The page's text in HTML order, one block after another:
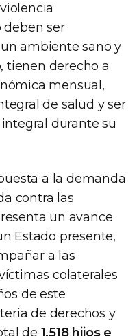
deben ser
ambiente sano y
tienen derecho a
mensual,
de salud y ser
durante su
a la demanda
contra las
un avance
Estado presente,
a las
colaterales
de este
de derechos y
de 1.518 hijos e